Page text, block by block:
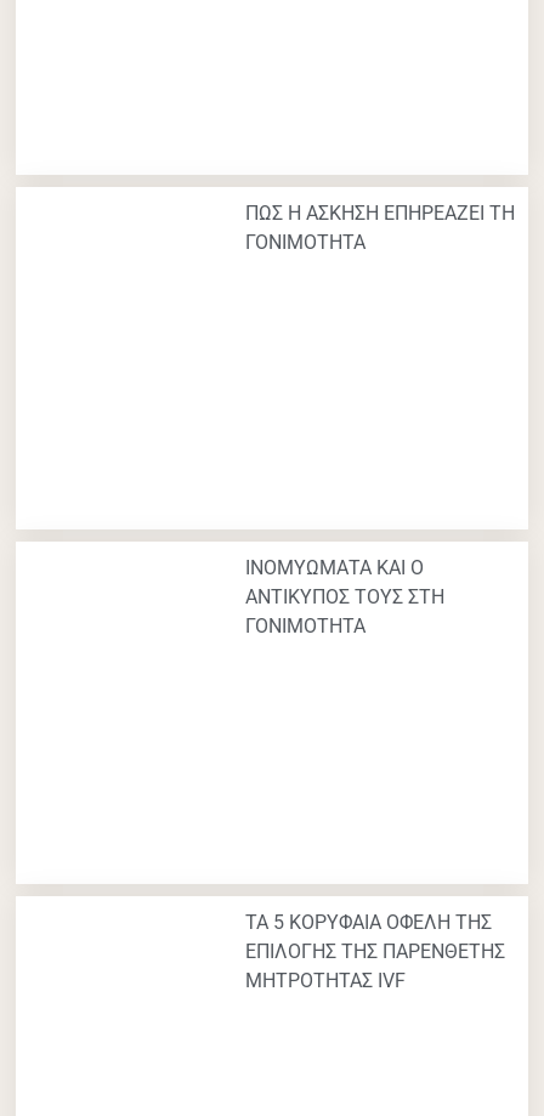
ΠΩΣ Η ΑΣΚΗΣΗ ΕΠΗΡΕΑΖΕΙ ΤΗ
ΓΟΝΙΜΟΤΗΤΑ
ΙΝΟΜΥΩΜΑΤΑ ΚΑΙ Ο
ΑΝΤΙΚΥΠΟΣ ΤΟΥΣ ΣΤΗ
ΓΟΝΙΜΟΤΗΤΑ
ΤΑ 5 ΚΟΡΥΦΑΙΑ ΟΦΕΛΗ ΤΗΣ
ΕΠΙΛΟΓΗΣ ΤΗΣ ΠΑΡΕΝΘΕΤΗΣ
ΜΗΤΡΟΤΗΤΑΣ IVF